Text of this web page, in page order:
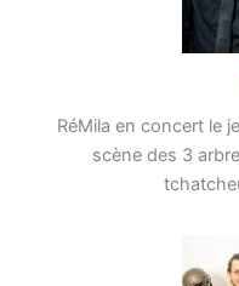
RéMila en concert le
scène des 3